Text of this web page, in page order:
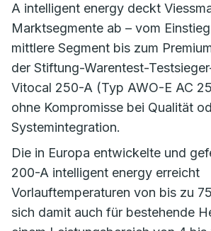
A intelligent energy deckt
Marktsegmente ab – vom
mittlere Segment bis zum
der Stiftung-Warentest-
Vitocal 250-A (Typ AWO-E AC
ohne Kompromisse bei Qualität
Systemintegration.
Die in Europa entwickelte und
200-A intelligent energy erreicht
Vorlauftemperaturen von bis zu
sich damit auch für bestehende